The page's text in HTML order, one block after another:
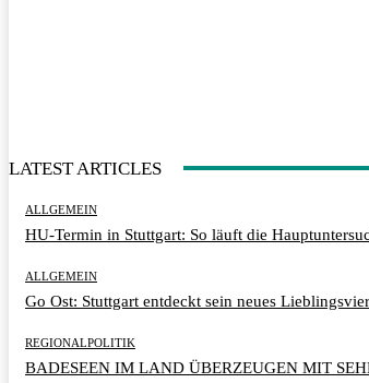
LATEST ARTICLES
ALLGEMEIN
HU-Termin in Stuttgart: So läuft die
ALLGEMEIN
Go Ost: Stuttgart entdeckt sein neues
REGIONALPOLITIK
BADESEEN IM LAND ÜBERZEUGEN MIT